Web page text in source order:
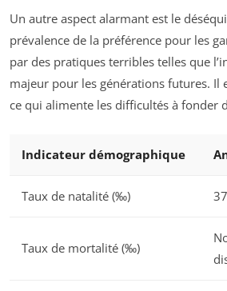
Un autre aspect alarmant est le
prévalence de la préférence pour les
par des pratiques terribles telles que
majeur pour les générations futures.
ce qui alimente les difficultés à fonder
Indicateur démographique
Taux de natalité (‰) 37
Taux de mortalité (‰)